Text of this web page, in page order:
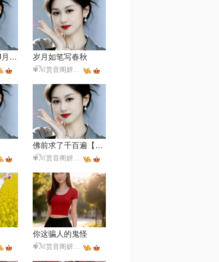
心宽是财富【DJ月之歌版】 岁月如笔写春秋
佛前求了千百遍【女版】
你这骗人的鬼怪